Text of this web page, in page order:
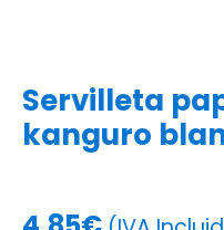
Servilleta
kanguro